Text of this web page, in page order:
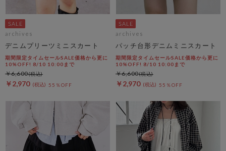
archives
デニムプリーツミニスカート
期間限定タイムセールSALE価格から更に
10%OFF! 8/10 10:00まで
￥2,970 55％OFF
￥6,600
archives
パッチ台形デニムミニスカート
期間限定タイムセールSALE価格から更に
10%OFF! 8/10 10:00まで
￥2,970 55％OFF
￥6,600